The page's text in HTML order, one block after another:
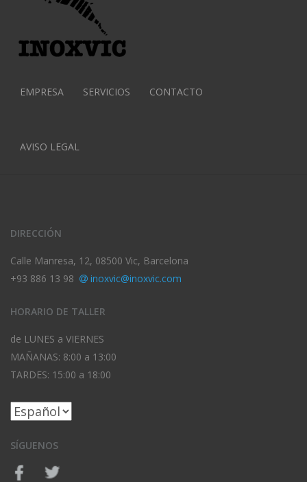
EMPRESA SERVICIOS CONTACTO
AVISO LEGAL
DIRECCIÓN
Calle Manresa, 12, 08500 Vic, Barcelona
+93 886 13 98
inoxvic@inoxvic.com
HORARIO DE TALLER
de LUNES a VIERNES
MAÑANAS: 8:00 a 13:00
TARDES: 15:00 a 18:00
SÍGUENOS